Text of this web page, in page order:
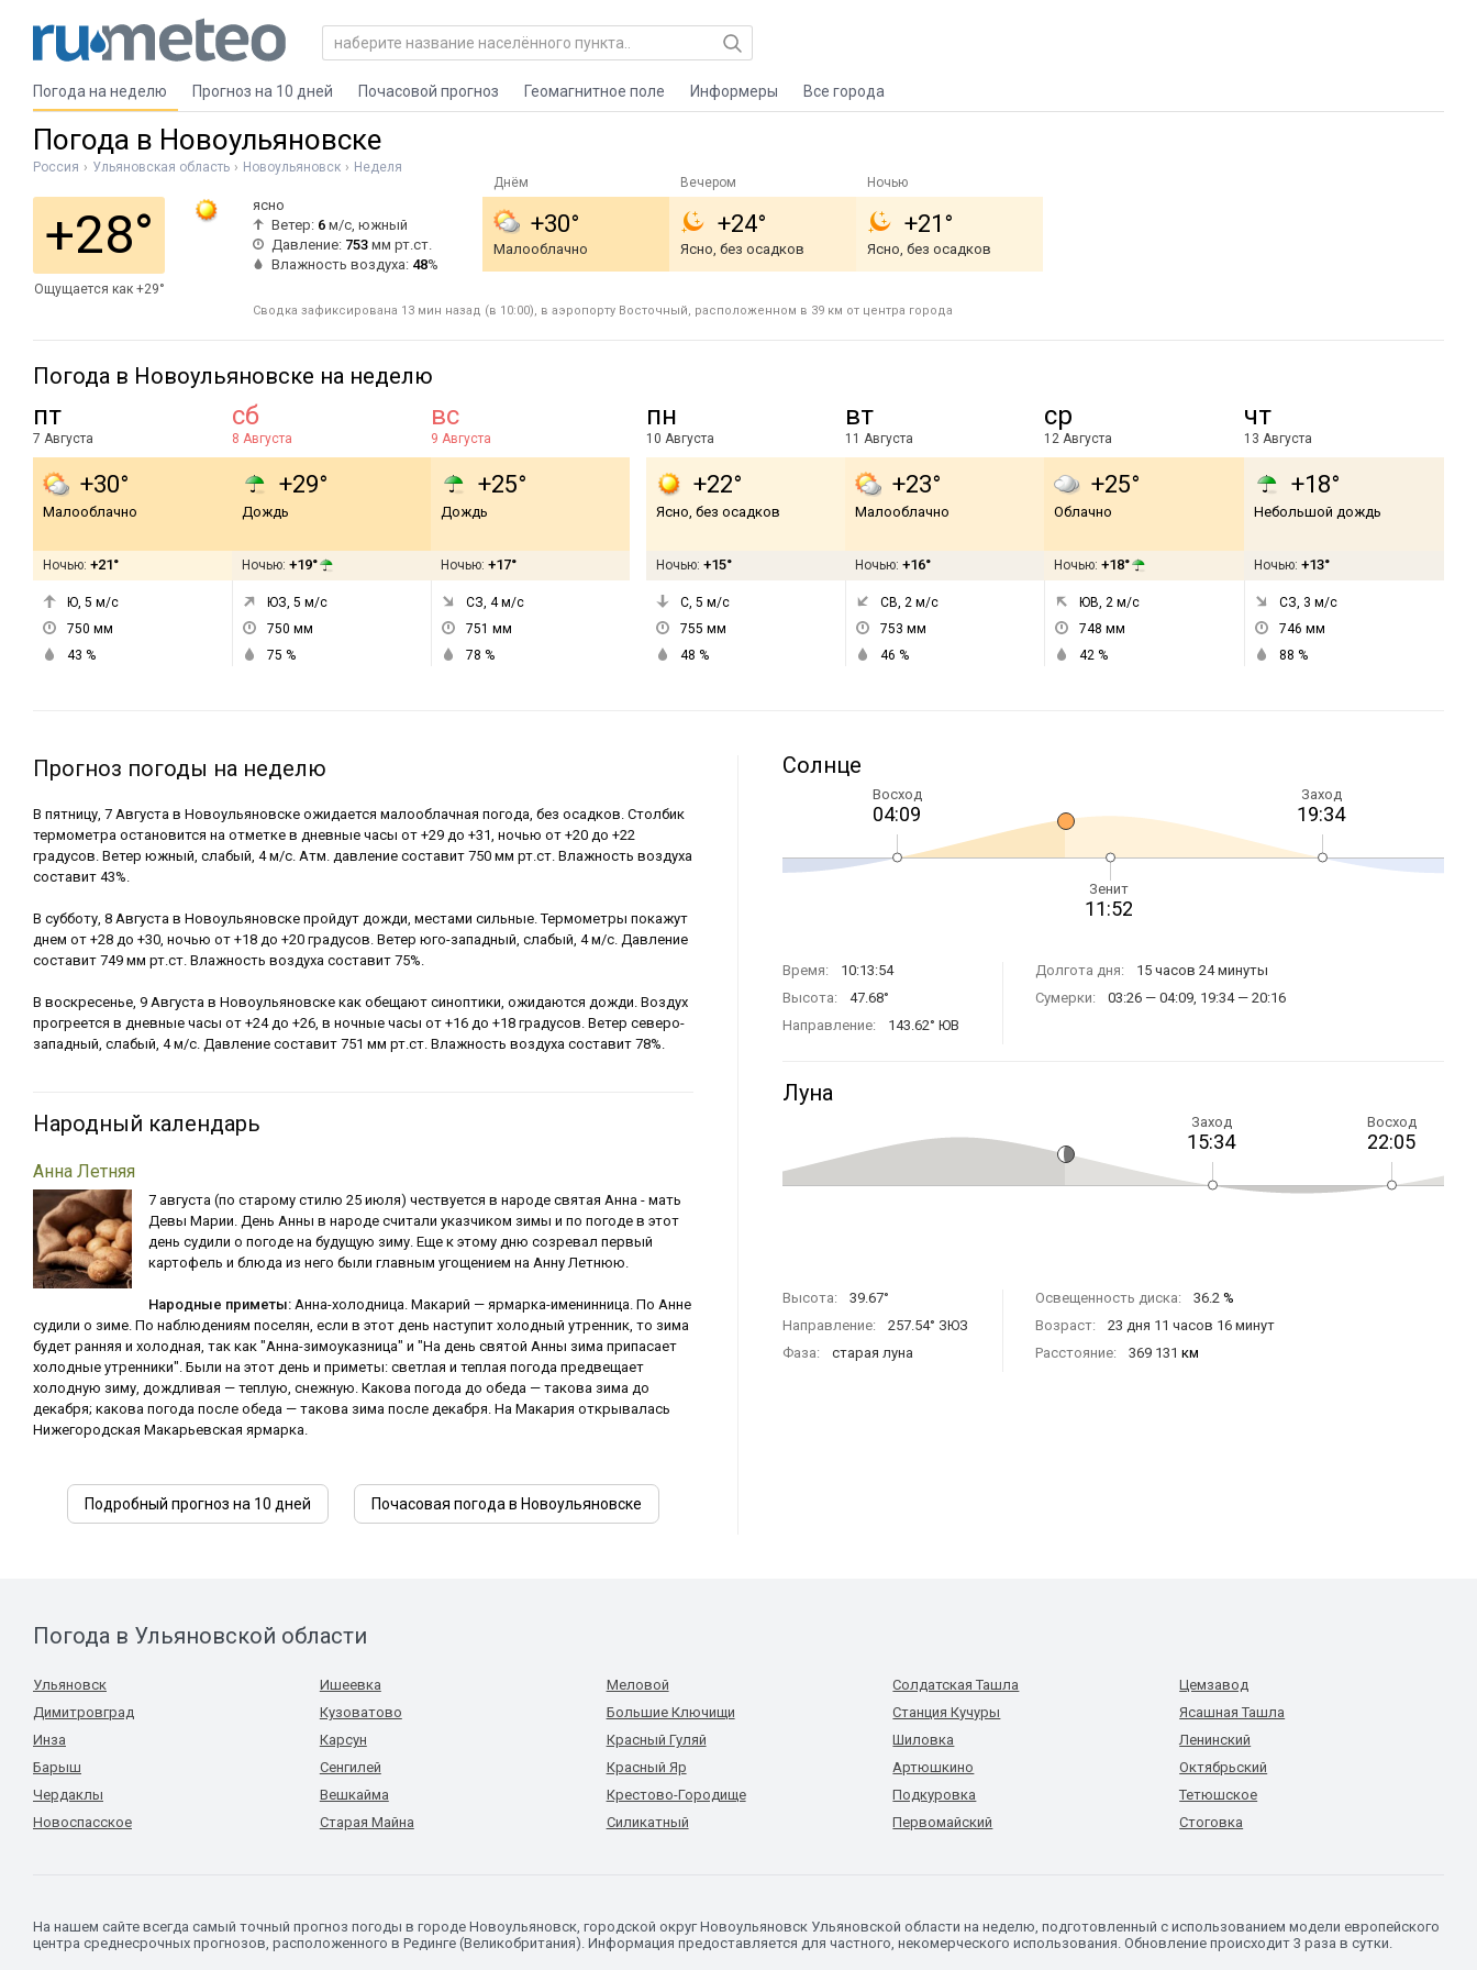
Погода на неделю Прогноз на 10 дней Почасовой прогноз Геомагнитное поле Информеры Все города
Погода в Новоульяновске
Россия Ульяновская область Новоульяновск Неделя
+28°
Ощущается как +29°
ясно
Ветер: 6 м/с, южный
Давление: 753 мм рт.ст.
Влажность воздуха: 48%
Днём
+30°
Малооблачно
Вечером
+24°
Ясно, без осадков
Ночью
+21°
Ясно, без осадков
Сводка зафиксирована 13 мин назад (в 10:00), в аэропорту Восточный, расположенном в 39 км от центра города
Погода в Новоульяновске на неделю
пт
7 Августа
+30°
Малооблачно
Ночью: +21°
Ю, 5 м/с
750 мм
43 %
сб
8 Августа
+29°
Дождь
Ночью: +19°
ЮЗ, 5 м/с
750 мм
75 %
вс
9 Августа
+25°
Дождь
Ночью: +17°
СЗ, 4м/с
751 мм
78 %
пн
10 Августа
+22°
Ясно, без осадков
Ночью: +15°
С, 5 м/с
755 мм
48 %
вт
11 Августа
+23°
Малооблачно
Ночью: +16°
СВ, 2 м/с
753 мм
46 %
ср
12 Августа
+25°
Облачно
Ночью: +18°
ЮВ, 2 м/с
748 мм
42 %
чт
13 Августа
+18°
Небольшой дождь
Ночью: +13°
СЗ, 3 м/с
746 мм
88 %
Прогноз погоды на неделю
В пятницу, 7 Августа в Новоульяновске ожидается малооблачная погода, без осадков. Столбик
термометра остановится на отметке в дневные часы от +29 до +31, ночью от +20 до +22
градусов. Ветер южный, слабый, 4 м/с. Атм. давление составит 750 мм рт.ст. Влажность воздуха
составит 43%.
В субботу, 8 Августа в Новоульяновске пройдут дожди, местами сильные. Термометры покажут
днем от +28 до +30, ночью от +18 до +20 градусов. Ветер юго-западный, слабый, 4 м/с. Давление
составит 749 мм рт.ст. Влажность воздуха составит 75%.
В воскресенье, 9 Августа в Новоульяновске как обещают синоптики, ожидаются дожди. Воздух
прогреется в дневные часы от +24 до +26, в ночные часы от +16 до +18 градусов. Ветер северо-
западный, слабый, 4 м/с. Давление составит 751 мм рт.ст. Влажность воздуха составит 78%.
Народный календарь
Анна Летняя
7 августа (по старому стилю 25 июля) чествуется в народе святая Анна - мать
Девы Марии. День Анны в народе считали указчиком зимы и по погоде в этот
день судили о погоде на будущую зиму. Еще к этому дню созревал первый
картофель и блюда из него были главным угощением на Анну Летнюю.
Народные приметы: Анна-холодница. Макарий — ярмарка-именинница. По Анне
судили о зиме. По наблюдениям поселян, если в этот день наступит холодный утренник, то зима
будет ранняя и холодная, так как "Анна-зимоуказница" и "На день святой Анны зима припасает
холодные утренники". Были на этот день и приметы: светлая и теплая погода предвещает
холодную зиму, дождливая — теплую, снежную. Какова погода до обеда — такова зима до
декабря; какова погода после обеда — такова зима после декабря. На Макария открывалась
Нижегородская Макарьевская ярмарка.
Подробный прогноз на 10 дней Почасовая погода в Новоульяновске
Солнце
Восход
04:09
Заход
19:34
Зенит
11:52
Время:
10:13:54
Высота:
47.68°
Направление:
143.62° ЮВ
Долгота дня:
15 часов 24 минуты
Сумерки:
03:26 — 04:09, 19:34 — 20:16
Луна
Восход
22:05
Заход
15:34
Высота:
39.67°
Направление:
257.54° ЗЮЗ
Фаза:
старая луна
Освещенность диска: 36.2 %
Возраст:
23 дня 11 часов 16 минут
Расстояние:
369 131 км
Погода в Ульяновской области
Ульяновск
Димитровград
Инза
Барыш
Чердаклы
Новоспасское
Ишеевка
Кузоватово
Карсун
Сенгилей
Вешкайма
Старая Майна
Меловой
Большие Ключищи
Красный Гуляй
Красный Яр
Крестово-Городище
Силикатный
Солдатская Ташла
Станция Кучуры
Шиловка
Артюшкино
Подкуровка
Первомайский
Цемзавод
Ясашная Ташла
Ленинский
Октябрьский
Тетюшское
Стоговка
На нашем сайте всегда самый точный прогноз погоды в городе Новоульяновск, городской округ Новоульяновск Ульяновской области на неделю, подготовленный с использованием модели европейского
центра среднесрочных прогнозов, расположенного в Рединге (Великобритания). Информация предоставляется для частного, некомерческого использования. Обновление происходит 3 раза в сутки.